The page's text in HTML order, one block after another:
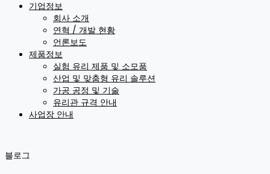
기업정보
회사 소개
연혁 / 개발 현황
언론보도
제품정보
실험 유리 제품 및 소모품
산업 및 맞춤형 유리 솔루션
가공 공정 및 기술
유리관 규격 안내
사업장 안내
블로그